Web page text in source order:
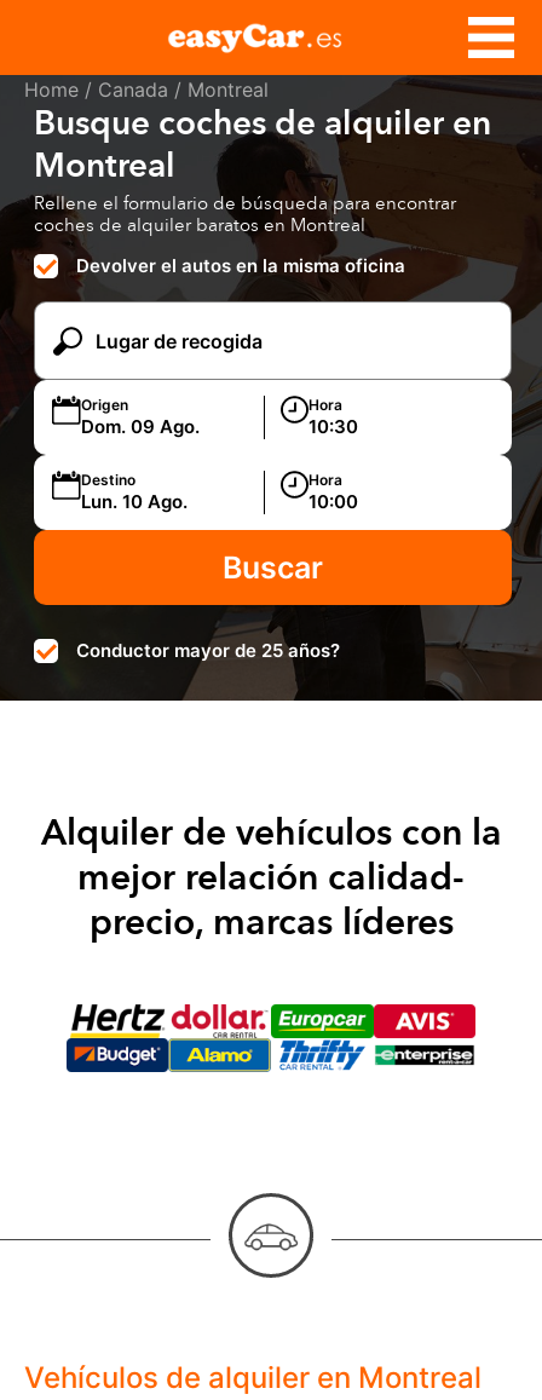
Home / Canada / Montreal
Busque coches de alquiler en
Montreal
Rellene el formulario de búsqueda para encontrar
coches de alquiler baratos en Montreal
Devolver el autos en la misma oficina
Origen Hora
Destino Hora
Conductor mayor de 25 años?
Alquiler de vehículos con la
mejor relación calidad-
precio, marcas líderes
Vehículos de alquiler en Montreal